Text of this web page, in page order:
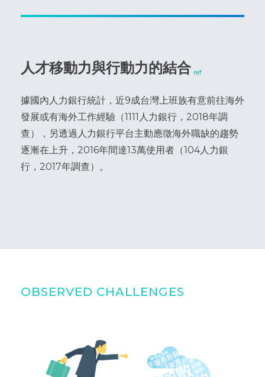
人才移動力與行動力的結合 ref
據國內人力銀行統計，近9成台灣上班族有意前往海外
發展或有海外工作經驗（1111人力銀行，2018年調
查），另透過人力銀行平台主動應徵海外職缺的趨勢
逐漸在上升，2016年間達13萬使用者（104人力銀
行，2017年調查）。
OBSERVED CHALLENGES